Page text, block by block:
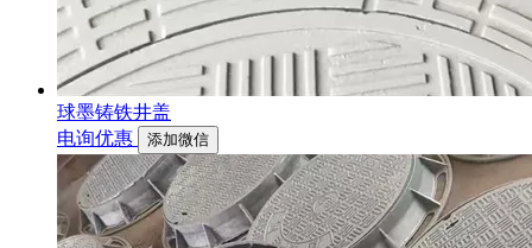
球墨铸铁井盖
电询优惠
添加微信